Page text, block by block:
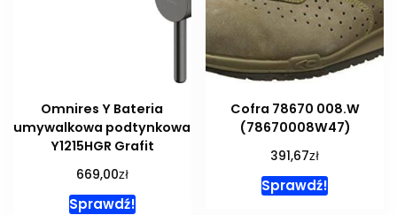
Omnires Y Bateria
umywalkowa podtynkowa
Y1215HGR Grafit
669,00zł
Sprawdź!
Cofra 78670 008.W
(78670008W47)
391,67zł
Sprawdź!